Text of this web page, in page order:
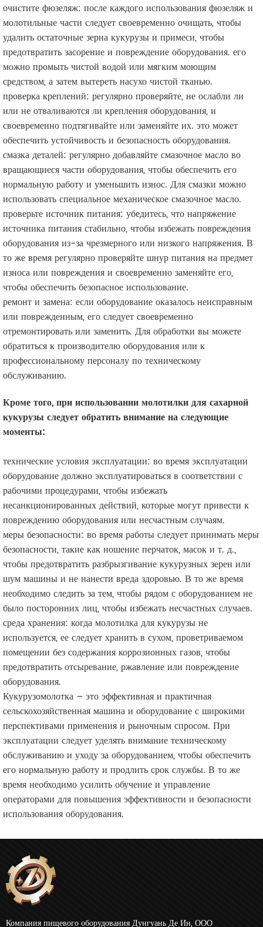
очистите фюзеляж: после каждого использования фюзеляж и
молотильные части следует своевременно очищать, чтобы
удалить остаточные зерна кукурузы и примеси, чтобы
предотвратить засорение и повреждение оборудования. его
можно промыть чистой водой или мягким моющим
средством, а затем вытереть насухо чистой тканью.
проверка креплений: регулярно проверяйте, не ослабли ли
или не отваливаются ли крепления оборудования, и
своевременно подтягивайте или заменяйте их. это может
обеспечить устойчивость и безопасность оборудования.
смазка деталей: регулярно добавляйте смазочное масло во
вращающиеся части оборудования, чтобы обеспечить его
нормальную работу и уменьшить износ. Для смазки можно
использовать специальное механическое смазочное масло.
проверьте источник питания: убедитесь, что напряжение
источника питания стабильно, чтобы избежать повреждения
оборудования из-за чрезмерного или низкого напряжения. В
то же время регулярно проверяйте шнур питания на предмет
износа или повреждения и своевременно заменяйте его,
чтобы обеспечить безопасное использование.
ремонт и замена: если оборудование оказалось неисправным
или поврежденным, его следует своевременно
отремонтировать или заменить. Для обработки вы можете
обратиться к производителю оборудования или к
профессиональному персоналу по техническому
обслуживанию.
Кроме того, при использовании молотилки для сахарной
кукурузы следует обратить внимание на следующие
моменты:
технические условия эксплуатации: во время эксплуатации
оборудование должно эксплуатироваться в соответствии с
рабочими процедурами, чтобы избежать
несанкционированных действий, которые могут привести к
повреждению оборудования или несчастным случаям.
меры безопасности: во время работы следует принимать меры
безопасности, такие как ношение перчаток, масок и т. д.,
чтобы предотвратить разбрызгивание кукурузных зерен или
шум машины и не нанести вреда здоровью. В то же время
необходимо следить за тем, чтобы рядом с оборудованием не
было посторонних лиц, чтобы избежать несчастных случаев.
среда хранения: когда молотилка для кукурузы не
используется, ее следует хранить в сухом, проветриваемом
помещении без содержания коррозионных газов, чтобы
предотвратить отсыревание, ржавление или повреждение
оборудования.
Кукурузомолотка – это эффективная и практичная
сельскохозяйственная машина и оборудование с широкими
перспективами применения и рыночным спросом. При
эксплуатации следует уделять внимание техническому
обслуживанию и уходу за оборудованием, чтобы обеспечить
его нормальную работу и продлить срок службы. В то же
время необходимо усилить обучение и управление
операторами для повышения эффективности и безопасности
использования оборудования.
Компания пищевого оборудования Дунгуань Де Ин, ООО